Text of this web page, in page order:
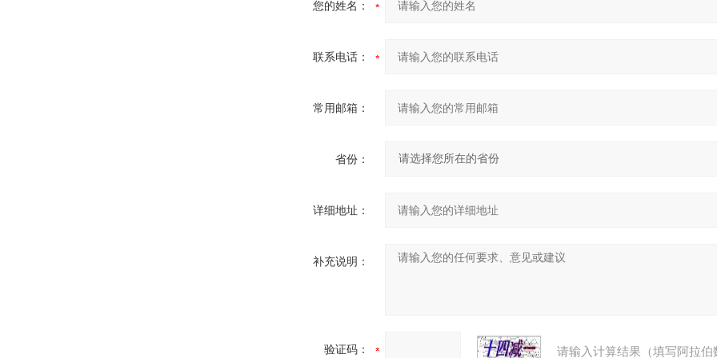
您的姓名：
联系电话：
常用邮箱：
省份：
详细地址：
补充说明：
验证码： 请输入计算结果（填写阿拉